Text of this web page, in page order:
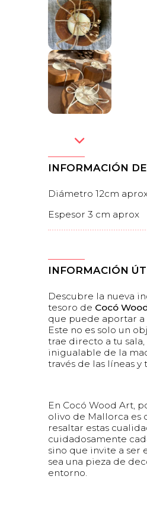
INFORMACIÓN
Diámetro 12cm
Espesor 3 cm aprox
INFORMACIÓN
Descubre la nueva
tesoro de Cocó
que puede aportar a
Este no es solo un
trae directo a tu
inigualable de la
través de las líneas y
En Cocó Wood Art,
olivo de Mallorca es
resaltar estas
cuidadosamente
sino que invite a ser
sea una pieza de
entorno.